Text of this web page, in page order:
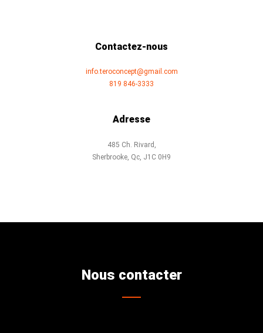
Contactez-nous
info.teroconcept@gmail.com
819 846-3333
Adresse
485 Ch. Rivard,
Sherbrooke, Qc, J1C 0H9
Nous contacter